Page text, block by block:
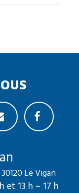
Le Vigan
et 13 h – 17 h